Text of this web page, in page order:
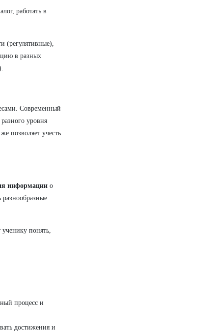
работать в
(регулятивные),
в разных
Современный
разного уровня
позволяет учесть
информации о
разнообразные
ученику понять,
процесс и
достижения и